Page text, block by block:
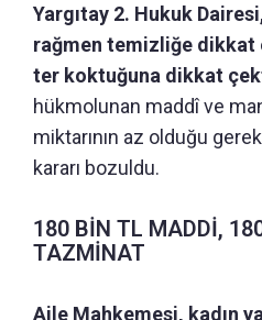
Yargıtay 2. Hukuk
rağmen temizliğe dikkat
ter koktuğuna dikkat
hükmolunan maddî ve
miktarının az olduğu
kararı bozuldu.
180 BİN TL MADDİ,
TAZMİNAT
Aile Mahkemesi, kadın